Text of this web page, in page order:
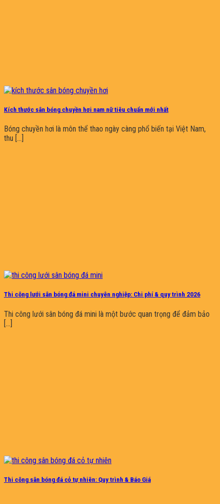
Kích thước sân bóng chuyền hơi nam nữ tiêu chuẩn mới nhất
Bóng chuyền hơi là môn thể thao ngày càng phổ biến tại Việt Nam,
thu [...]
Thi công lưới sân bóng đá mini chuyên nghiệp: Chi phí & quy trình 2026
Thi công lưới sân bóng đá mini là một bước quan trọng để đảm bảo
[...]
Thi công sân bóng đá cỏ tự nhiên: Quy trình & Báo Giá